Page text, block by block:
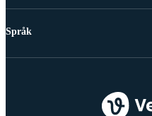
Språk